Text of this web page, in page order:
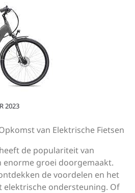
2023
van Elektrische Fietsen
de populariteit van
enorme groei doorgemaakt.
de voordelen en het
elektrische ondersteuning. Of